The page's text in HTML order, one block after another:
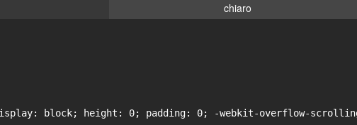
chiaro
block; height: 0; padding: 0; -webkit-overflow-